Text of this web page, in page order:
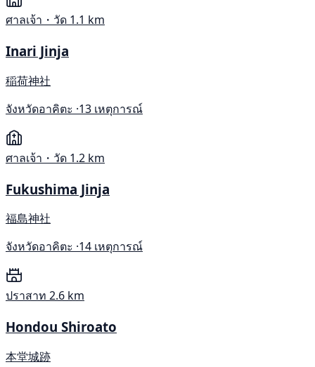
ศาลเจ้า・วัด 1.1 km
Inari Jinja
稲荷神社
จังหวัดอาคิตะ ·13 เหตุการณ์
ศาลเจ้า・วัด 1.2 km
Fukushima Jinja
福島神社
จังหวัดอาคิตะ ·14 เหตุการณ์
ปราสาท 2.6 km
Hondou Shiroato
本堂城跡